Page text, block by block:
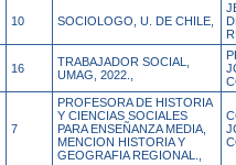
10 SOCIOLOGO, U. DE CHILE,
16
TRABAJADOR SOCIAL,
UMAG, 2022.,
7
PROFESORA DE HISTORIA
Y CIENCIAS SOCIALES
PARA ENSEÑANZA MEDIA,
MENCION HISTORIA Y
GEOGRAFIA REGIONAL.,